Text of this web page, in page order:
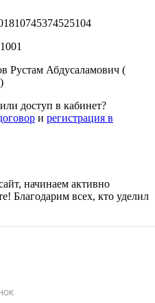
Рустам Абдусаламович (
доступ в кабинет?
и регистрация в
начинаем активно
Благодарим всех, кто уделил